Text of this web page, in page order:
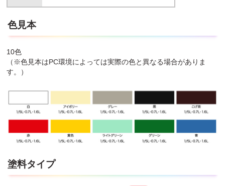
色見本
10色
（※色見本はPC環境によっては実際の色と異なる場合がありま
す。）
塗料タイプ